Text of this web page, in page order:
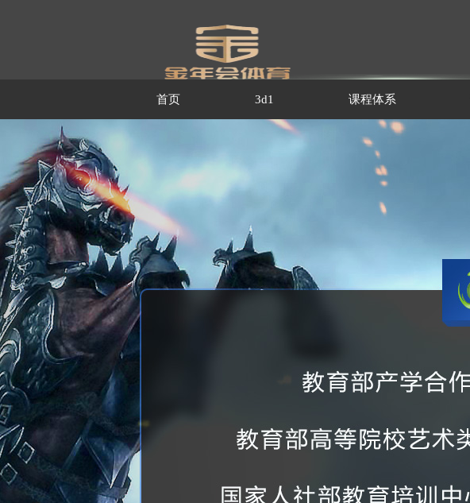
首页 3d1 课程体系